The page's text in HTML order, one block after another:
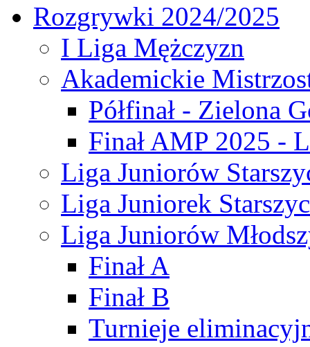
Rozgrywki 2024/2025
I Liga Mężczyzn
Akademickie
Półfinał - Zielona
Finał AMP 2025 -
Liga Juniorów
Liga Juniorek
Liga Juniorów
Finał A
Finał B
Turnieje